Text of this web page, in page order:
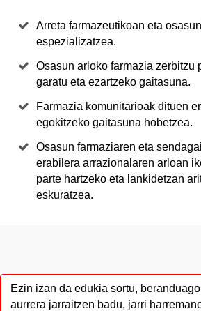
Arreta farmazeutikoan eta
espezializatzea.
Osasun arloko farmazia zerbitzu
garatu eta ezartzeko gaitasuna.
Farmazia komunitarioak dituen
egokitzeko gaitasuna hobetzea.
Osasun farmaziaren eta
erabilera arrazionalaren arloan
parte hartzeko eta lankidetzan
eskuratzea.
Ezin izan da edukia sortu,
aurrera jarraitzen badu, jarri